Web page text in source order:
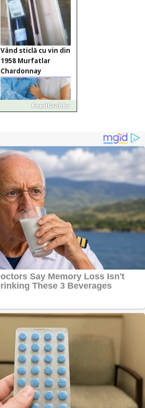
Vând sticlă cu vin din
1958 Murfatlar
Chardonnay
investitii
Ofera def între
special
domeniu+website de
Adsense
Pastorul Liviu Radu a